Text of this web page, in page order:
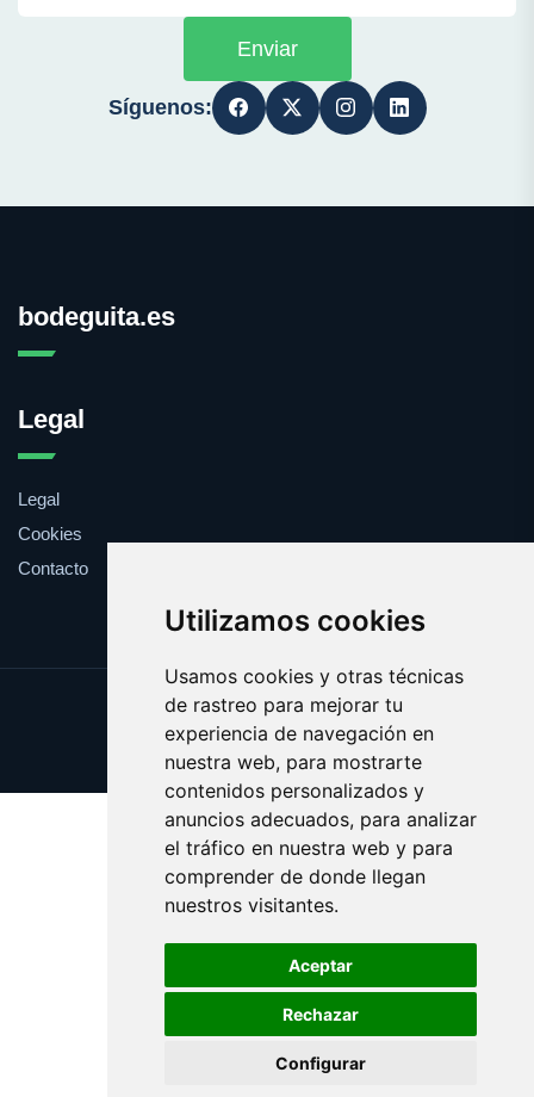
Utilizamos cookies
Usamos cookies y otras técnicas
de rastreo para mejorar tu
experiencia de navegación en
nuestra web, para mostrarte
contenidos personalizados y
anuncios adecuados, para analizar
el tráfico en nuestra web y para
comprender de donde llegan
nuestros visitantes.
Aceptar
Rechazar
Configurar
Enviar
Síguenos:
bodeguita.es
Legal
Legal
Cookies
Contacto
Update cookies preferences
Copyright © 2025 bodeguita.es